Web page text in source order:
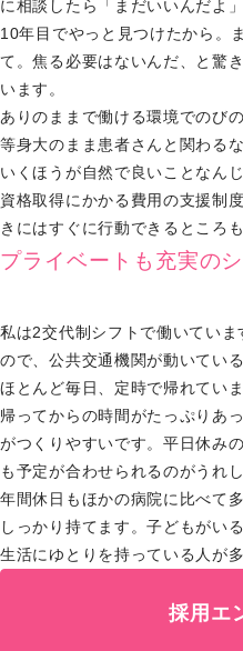
に相談したら「まだいいんだよ
10年目でやっと見つけたから。
て。焦る必要はないんだ、と驚
います。
ありのままで働ける環境でのび
等身大のまま患者さんと関わる
いくほうが自然で良いことなん
資格取得にかかる費用の支援制
きにはすぐに行動できるところ
プライベートも充実の
私は2交代制シフトで働いてい
ので、公共交通機関が動いてい
ほとんど毎日、定時で帰れていま
帰ってからの時間がたっぷりあ
がつくりやすいです。平日休み
も予定が合わせられるのがうれ
年間休日もほかの病院に比べて
しっかり持てます。子どもがい
生活にゆとりを持っている人が
採用エ